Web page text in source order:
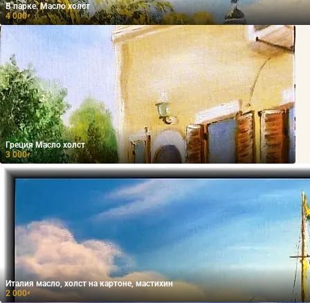
В парке. Масло холст
4 000₽
Греция Масло холст
3 000₽
Италия масло, холст на картоне, мастихин
2 000₽